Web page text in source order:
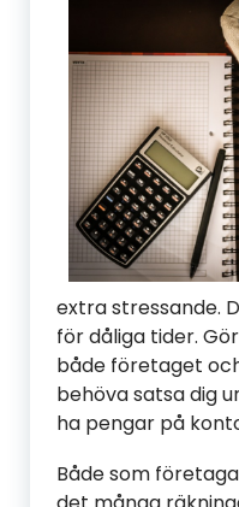
extra stressande.
för dåliga tider.
både företaget
behöva satsa dig
ha pengar på
Både som